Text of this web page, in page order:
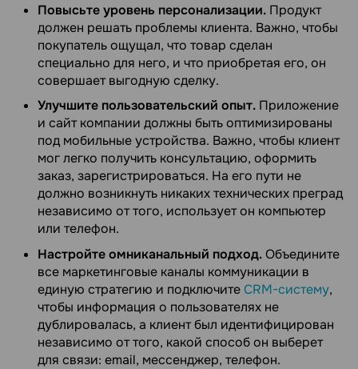
Повысьте уровень персонализации. Продукт
должен решать проблемы клиента. Важно, чтобы
покупатель ощущал, что товар сделан
специально для него, и что приобретая его, он
совершает выгодную сделку.
Улучшите пользовательский опыт. Приложение
и сайт компании должны быть оптимизированы
под мобильные устройства. Важно, чтобы клиент
мог легко получить консультацию, оформить
заказ, зарегистрироваться. На его пути не
должно возникнуть никаких технических преград
независимо от того, использует он компьютер
или телефон.
Настройте омниканальный подход.Объедините
все маркетинговые каналы коммуникации в
единую стратегию и подключитеCRM-систему,
чтобы информация о пользователях не
дублировалась, а клиент был идентифицирован
независимо от того, какой способ он выберет
для связи: email, мессенджер, телефон.